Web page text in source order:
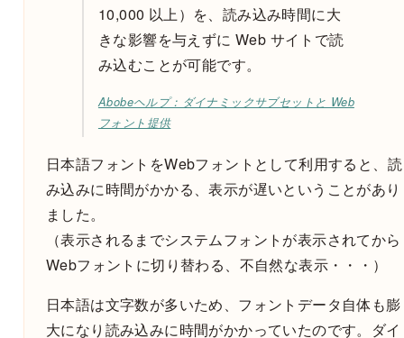
10,000 以上）を、読み込み時間に大
きな影響を与えずに Web サイトで読
み込むことが可能です。
Abobeヘルプ：ダイナミックサブセットと Web
フォント提供
日本語フォントをWebフォントとして利用すると、読
み込みに時間がかかる、表示が遅いということがあり
ました。
（表示されるまでシステムフォントが表示されてから
Webフォントに切り替わる、不自然な表示・・・）
日本語は文字数が多いため、フォントデータ自体も膨
大になり読み込みに時間がかかっていたのです。ダイ